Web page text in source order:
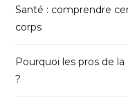
Santé : comprendre
corps
Pourquoi les pros de
?